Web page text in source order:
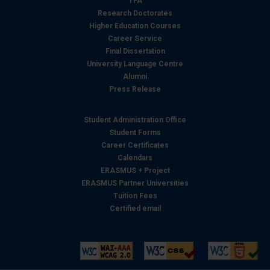
Research Doctorates
Higher Education Courses
Career Service
Final Dissertation
University Language Centre
Alumni
Press Release
Student Administration Office
Student Forms
Career Certificates
Calendars
ERASMUS + Project
ERASMUS Partner Universities
Tuition Fees
Certified email